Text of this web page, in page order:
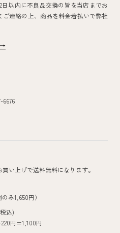
以内に不良品交換の旨を当店までお
連絡の上、商品を料金着払いで弊社
い上げで送料無料になります。
み1,650円）
込)
円=1,100円